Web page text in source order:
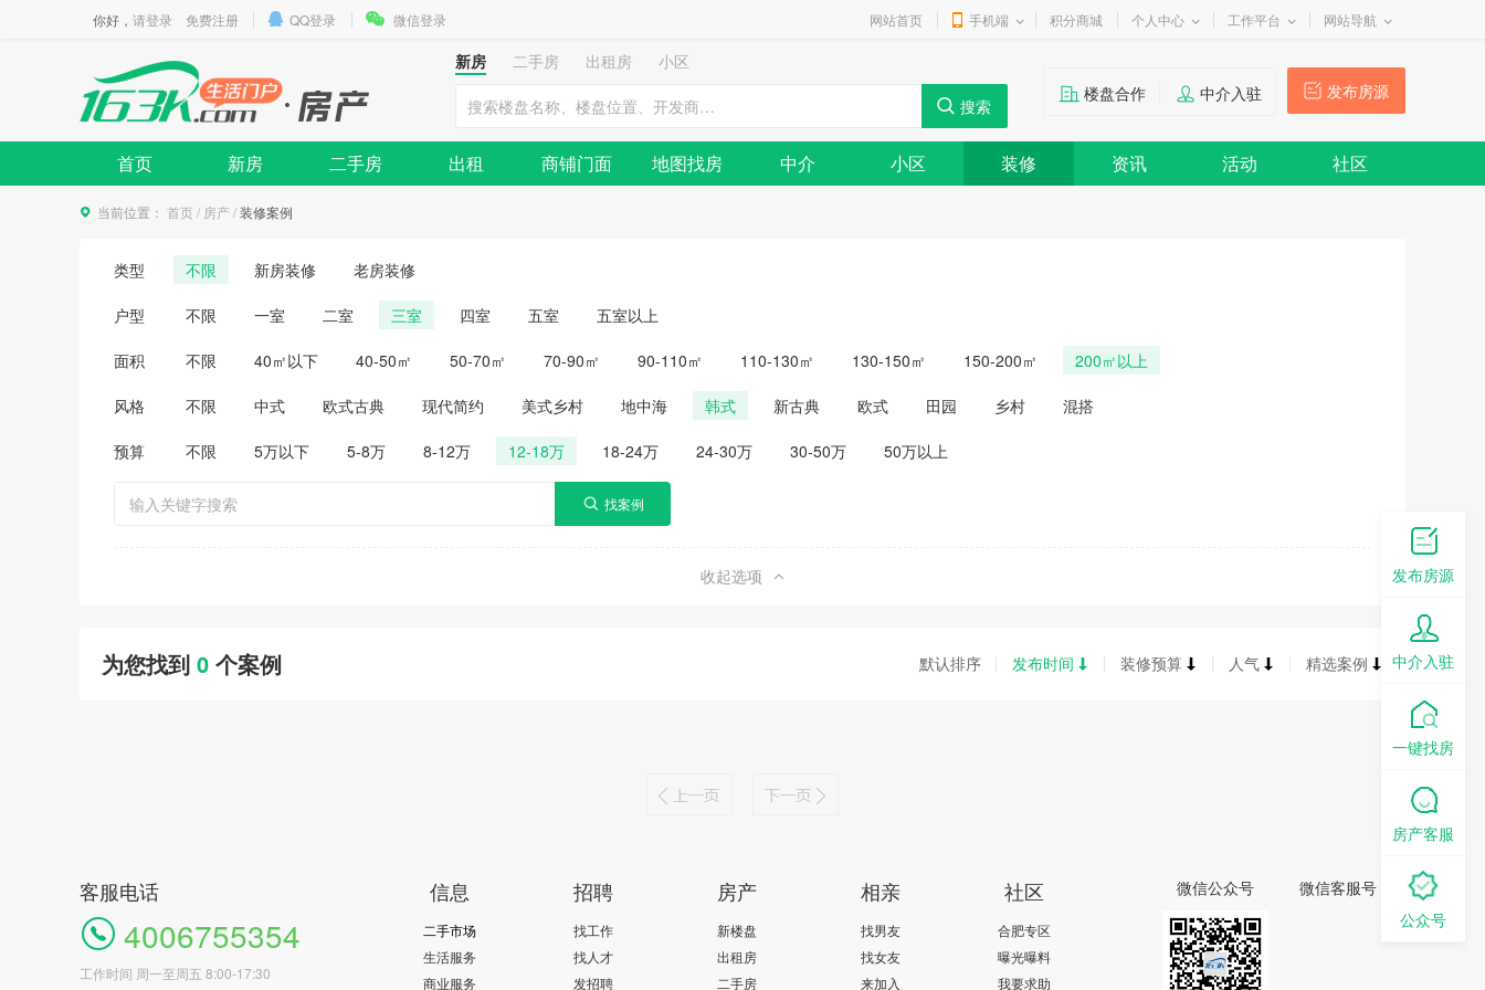
你好， 请登录 免费注册 QQ登录 微信登录 网站首页 手机端 积分商城 个人中心 工作平台 网站导航
新房 二手房 出租房
小区
发布房源
楼盘合作 中介入驻
首页 新房 二手房 出租 商铺门面 地图找房 中介 小区 装修 资讯 活动 社区
当前位置： 首页 / 房产/装修案例
类型 不限 新房装修 老房装修
户型 不限 一室 二室 三室 四室 五室 五室以上
面积 不限 40㎡以下 40-50㎡ 50-70㎡ 70-90㎡ 90-110㎡ 110-130㎡ 130-150㎡ 150-200㎡ 200㎡以上
风格 不限 中式 欧式古典 现代简约 美式乡村 地中海 韩式 新古典 欧式 田园 乡村 混搭
预算 不限 5万以下 5-8万 8-12万 12-18万 18-24万 24-30万 30-50万 50万以上
收起选项
默认排序 发布时间 装修预算 人气 精选案例
为您找到 0 个案例
客服电话
4006755354
工作时间 周一至周五 8:00-17:30
信息
二手市场
生活服务
商业服务
招聘
找工作
找人才
发招聘
房产
新楼盘
出租房
二手房
相亲
找男友
找女友
来加入
社区
合肥专区
曝光曝料
我要求助
微信公众号 微信客服号
发布房源
中介入驻
一键找房
房产客服
公众号